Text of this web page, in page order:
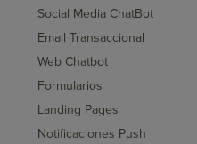
Social Media ChatBot
Email Transaccional
Web Chatbot
Formularios
Landing Pages
Notificaciones Push